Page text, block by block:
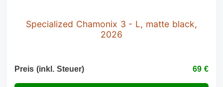
Specialized Chamonix 3 - L, matte black,
2026
Preis (inkl. Steuer) 69 €